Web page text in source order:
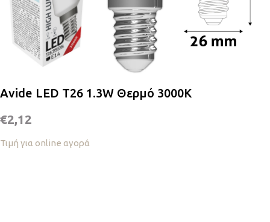
Avide LED T26 1.3W Θερμό 3000K
€2,12
Τιμή για online αγορά